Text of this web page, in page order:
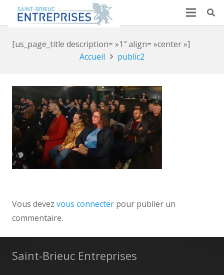
[us_page_title description= »1″ align= »center »]
Accueil
public2
Vous devez vous connecter pour publier un
commentaire.
Saint-Brieuc Entreprises